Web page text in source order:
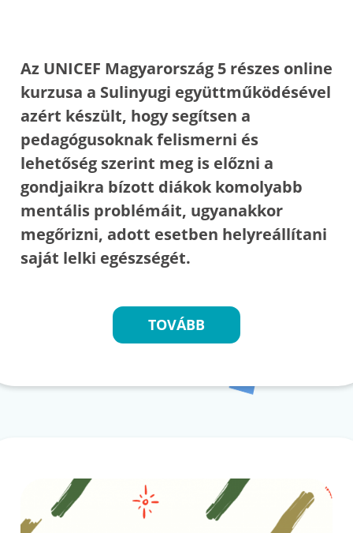
Az UNICEF Magyarország 5 részes online
kurzusa a Sulinyugi együttműködésével
azért készült, hogy segítsen a
pedagógusoknak felismerni és
lehetőség szerint meg is előzni a
gondjaikra bízott diákok komolyabb
mentális problémáit, ugyanakkor
megőrizni, adott esetben helyreállítani
saját lelki egészségét.
TOVÁBB